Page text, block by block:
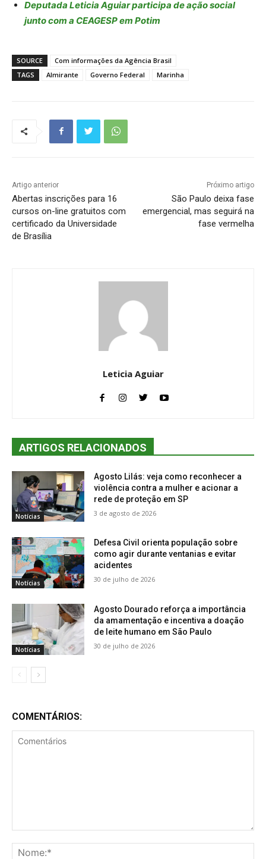
Deputada Leticia Aguiar participa de ação social
junto com a CEAGESP em Potim
SOURCE
Com informações da Agência Brasil
TAGS
Almirante Governo Federal Marinha
Artigo anterior
Abertas inscrições para 16
cursos on-line gratuitos com
certificado da Universidade
de Brasília
Próximo artigo
São Paulo deixa fase
emergencial, mas seguirá na
fase vermelha
Leticia Aguiar
ARTIGOS RELACIONADOS
Notícias
Agosto Lilás: veja como reconhecer a
violência contra a mulher e acionar a
rede de proteção em SP
3 de agosto de 2026
Notícias
Defesa Civil orienta população sobre
como agir durante ventanias e evitar
acidentes
30 de julho de 2026
Notícias
Agosto Dourado reforça a importância
da amamentação e incentiva a doação
de leite humano em São Paulo
30 de julho de 2026
COMENTÁRIOS: